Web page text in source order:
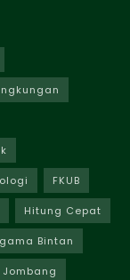
FKUB
Hitung Cepat
Bintan
Jombang